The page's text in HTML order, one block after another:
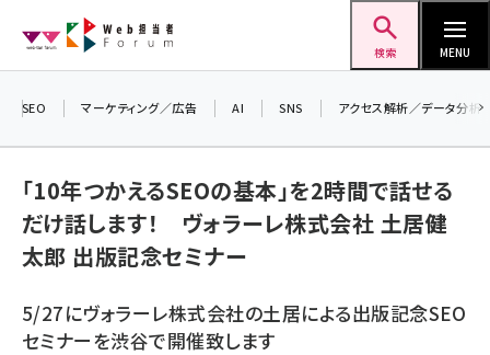
ン
検索 MENU
seo (3528)
youtube (2439)
SEO マーケティング／広告 AI SNS アクセス解析／データ分析
「10年つかえるSEOの基本」を2時間で話せる
だけ話します！ ヴォラーレ株式会社 土居健
太郎 出版記念セミナー
5/27にヴォラーレ株式会社の土居による出版記念SEO
セミナーを渋谷で開催致します